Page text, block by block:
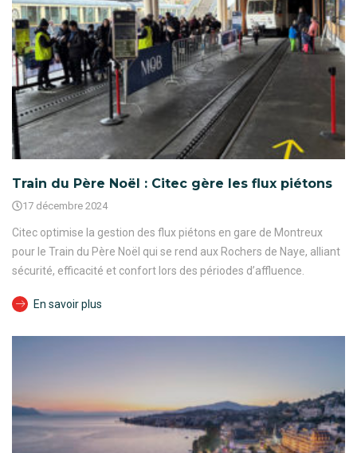
Train du Père Noël : Citec gère les flux piétons
17 décembre 2024
Citec optimise la gestion des flux piétons en gare de Montreux
pour le Train du Père Noël qui se rend aux Rochers de Naye, alliant
sécurité, efficacité et confort lors des périodes d’affluence.
En savoir plus